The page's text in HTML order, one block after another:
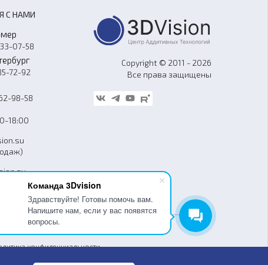
Команда 3Dvision
Здравствуйте! Готовы помочь вам.
Напишите нам, если у вас появятся
вопросы.
С НАМИ
07-58
72-92
98-58
18:00
Copyright © 2011 - 2026
Все права защищены
на обработку персональных данных
конфиденциальности